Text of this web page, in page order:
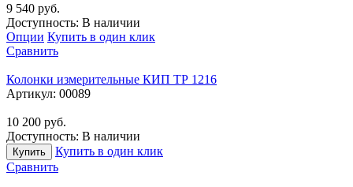
9 540 руб.
Доступность: В наличии
Опции Купить в один клик
Сравнить
Колонки измерительные КИП ТР 1216
Артикул: 00089
10 200 руб.
Доступность: В наличии
Купить
Купить в один клик
Сравнить